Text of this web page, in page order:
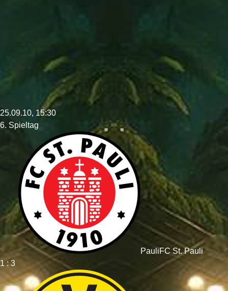
25.09.10, 15:30
6. Spieltag
PauliFC St. Pauli
1 : 3